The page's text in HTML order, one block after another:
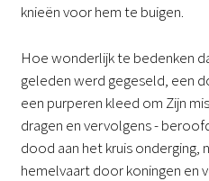
knieën voor hem te buigen.
Hoe wonderlijk te bedenken
geleden werd gegeseld, een
een purperen kleed om Zijn
dragen en vervolgens -
dood aan het kruis onderging,
hemelvaart door koningen en